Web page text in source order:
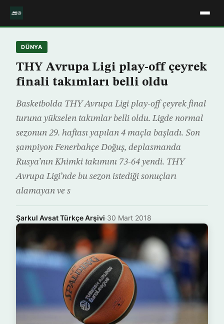
DÜNYA
THY Avrupa Ligi play-off çeyrek
finali takımları belli oldu
Basketbolda THY Avrupa Ligi play-off çeyrek final
turuna yükselen takımlar belli oldu. Ligde normal
sezonun 29. haftası yapılan 4 maçla başladı. Son
şampiyon Fenerbahçe Doğuş, deplasmanda
Rusya’nın Khimki takımını 73-64 yendi. THY
Avrupa Ligi’nde bu sezon istediği sonuçları
alamayan ve s
Şarkul Avsat Türkçe Arşivi·30 Mart 2018